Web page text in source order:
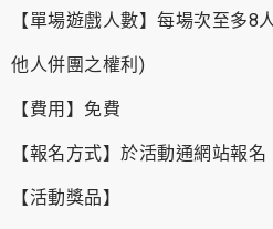
【單場遊戲人數】每場次至多8
他人併團之權利)
【費用】免費
【報名方式】於活動通網站報名
【活動獎品】